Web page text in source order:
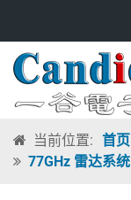
当前位置: 首页
77GHz 雷达系统